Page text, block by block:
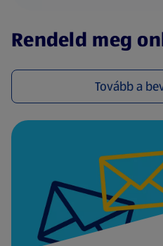
Rendeld meg
Tovább a